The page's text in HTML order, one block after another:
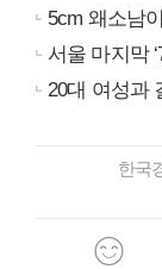
5cm 왜소남
서울 마지막
20대 여성과
한국